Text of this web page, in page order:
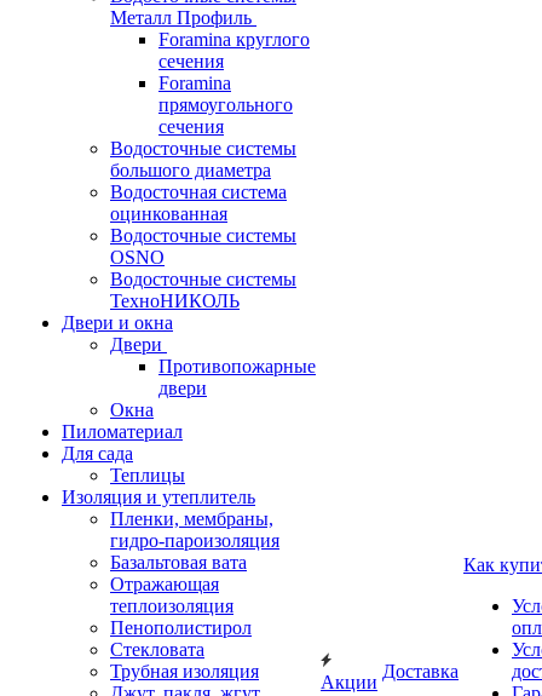
Металл Профиль
Foramina круглого
сечения
Foramina
прямоугольного
сечения
Водосточные системы
большого диаметра
Водосточная система
оцинкованная
Водосточные системы
OSNO
Водосточные системы
ТехноНИКОЛЬ
Двери и окна
Двери
Противопожарные
двери
Окна
Пиломатериал
Для сада
Теплицы
Изоляция и утеплитель
Пленки, мембраны,
гидро-пароизоляция
Базальтовая вата
Отражающая
теплоизоляция
Пенополистирол
Стекловата
Трубная изоляция
Акции
Доставка
Как